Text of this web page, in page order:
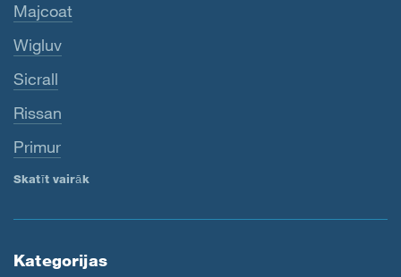
Majcoat
Wigluv
Sicrall
Rissan
Primur
Skatīt vairāk
Kategorijas